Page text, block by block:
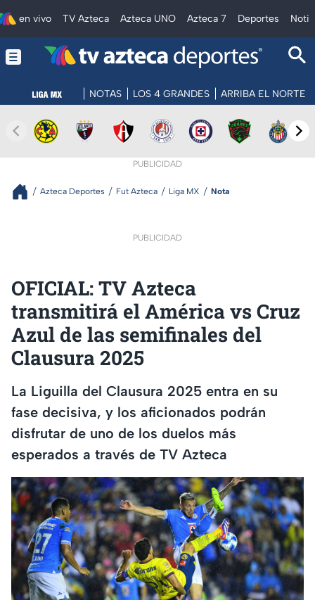
en vivo TV Azteca Azteca UNO Azteca 7 Deportes
NOTAS LOS 4 GRANDES ARRIBA EL NORTE
PUBLICIDAD
Azteca Deportes Fut Azteca Liga MX Nota
PUBLICIDAD
OFICIAL: TV Azteca
transmitirá el América vs Cruz
Azul de las semifinales del
Clausura 2025
La Liguilla del Clausura 2025 entra en su
fase decisiva, y los aficionados podrán
disfrutar de uno de los duelos más
esperados a través de TV Azteca